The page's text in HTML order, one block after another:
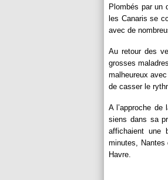
Plombés par un
les Canaris se
avec de
Au retour des
grosses
malheureux
de casser le
A l’approche
siens dans sa
affichaient une
minutes, Nantes
Havre.